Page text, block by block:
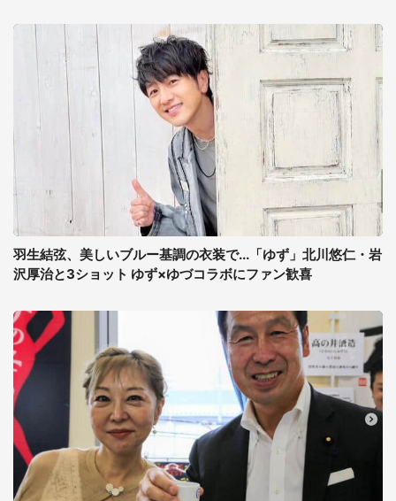
羽生結弦、美しいブルー基調の衣装で...「ゆず」北川悠仁・岩
沢厚治と3ショット ゆず×ゆづコラボにファン歓喜